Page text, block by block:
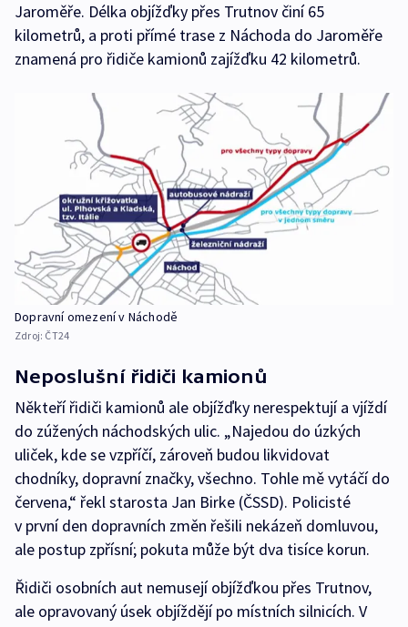
Jaroměře. Délka objížďky přes Trutnov činí 65
kilometrů, a proti přímé trase z Náchoda do Jaroměře
znamená pro řidiče kamionů zajížďku 42 kilometrů.
Dopravní omezení v Náchodě
Zdroj: ČT24
Neposlušní řidiči kamionů
Někteří řidiči kamionů ale objížďky nerespektují a vjíždí
do zúžených náchodských ulic. „Najedou do úzkých
uliček, kde se vzpříčí, zároveň budou likvidovat
chodníky, dopravní značky, všechno. Tohle mě vytáčí do
červena,“ řekl starosta Jan Birke (ČSSD). Policisté
v první den dopravních změn řešili nekázeň domluvou,
ale postup zpřísní; pokuta může být dva tisíce korun.
Řidiči osobních aut nemusejí objížďkou přes Trutnov,
ale opravovaný úsek objíždějí po místních silnicích. V